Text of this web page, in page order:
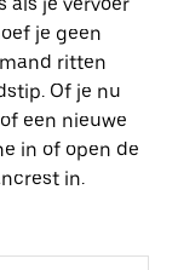
je geen
ritten
Of je nu
een nieuwe
in of open de
in.